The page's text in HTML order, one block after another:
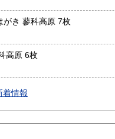
史、社会科学、美術工芸、外
古書一般（その他）
がき 蓼科高原 7枚
高原 6枚
着情報